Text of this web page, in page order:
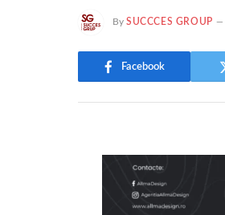
By SUCCCES GROUP
Facebook